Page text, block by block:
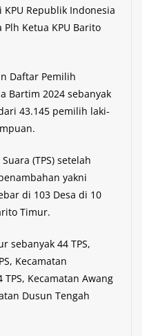
Republik Indonesia
Ketua KPU Barito
Daftar Pemilih
Bartim 2024 sebanyak
43.145 pemilih laki-
(TPS) setelah
yakni
di 103 Desa di 10
Timur.
sebanyak 44 TPS,
Kecamatan
Kecamatan Awang
Dusun Tengah